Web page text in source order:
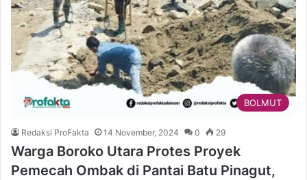
BOLMUT
Redaksi ProFakta 14 November, 2024 0 29
Warga Boroko Utara Protes Proyek
Pemecah Ombak di Pantai Batu Pinagut,